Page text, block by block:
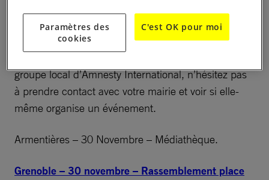
vous de l’un d’eux pour participer à l’événement.
groupe local d’Amnesty International, n’hésitez pas
à prendre contact avec votre mairie et voir si elle-
même organise un événement.
Armentières – 30 Novembre – Médiathèque.
Grenoble – 30 novembre – Rassemblement place
Paramètres des
cookies
C'est OK pour moi